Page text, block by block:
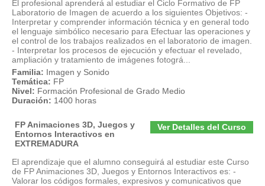
El profesional aprenderá al estudiar el Ciclo Formativo de FP
Laboratorio de Imagen de acuerdo a los siguientes Objetivos: -
Interpretar y comprender información técnica y en general todo
el lenguaje simbólico necesario para Efectuar las operaciones y
el control de los trabajos realizados en el laboratorio de imagen.
- Interpretar los procesos de ejecución y efectuar el revelado,
ampliación y tratamiento de imágenes fotográ...
Familia: Imagen y Sonido
Temática: FP
Nivel: Formación Profesional de Grado Medio
Duración: 1400 horas
Ver Detalles del Curso
FP Animaciones 3D, Juegos y
Entornos Interactivos en
EXTREMADURA
El aprendizaje que el alumno conseguirá al estudiar este Curso
de FP Animaciones 3D, Juegos y Entornos Interactivos es: -
Valorar los códigos formales, expresivos y comunicativos que